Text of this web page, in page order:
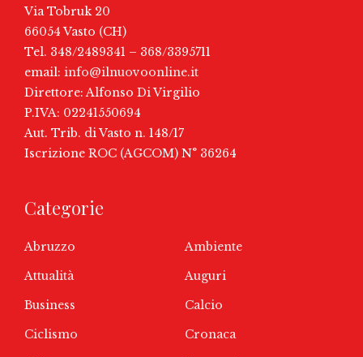
Via Tobruk 20
66054 Vasto (CH)
Tel. 348/2489341 – 368/3395711
email: info@ilnuovoonline.it
Direttore: Alfonso Di Virgilio
P.IVA: 02241550694
Aut. Trib. di Vasto n. 148/17
Iscrizione ROC (AGCOM) N° 36264
Categorie
Abruzzo
Ambiente
Attualità
Auguri
Business
Calcio
Ciclismo
Cronaca